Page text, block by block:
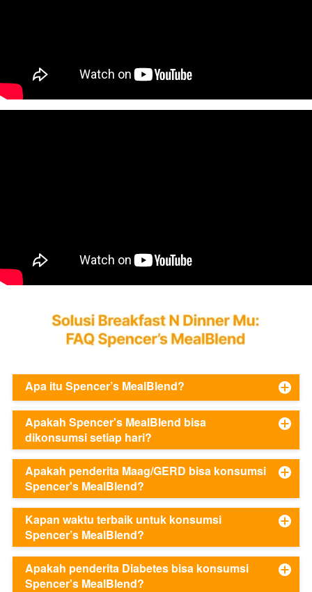
Apa itu Spencer’s MealBlend?
Apakah Spencer's MealBlend bisa
dikonsumsi setiap hari?
Apakah penderita Maag/GERD bisa konsumsi
Spencer's MealBlend?
Kapan waktu terbaik untuk konsumsi
Spencer’s MealBlend?
Apakah penderita Diabetes bisa konsumsi
Spencer's MealBlend?